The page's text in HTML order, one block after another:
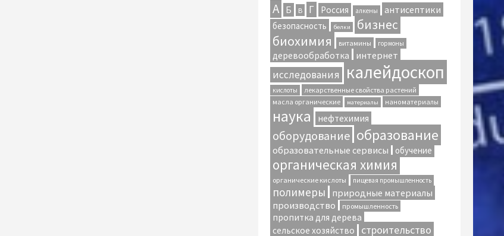
А Б В Г Россия алкены антисептики
безопасность белки бизнес
биохимия витамины гормоны
деревообработка интернет
исследования калейдоскоп
кислоты
лекарственные свойства растений
масла органические
материалы наноматериалы
наука нефтехимия
оборудование образование
образовательные сервисы обучение
органическая химия
органические кислоты пищевая промышленность
полимеры
природные материалы
производство
промышленность
пропитка для дерева
сельское хозяйство
строительство